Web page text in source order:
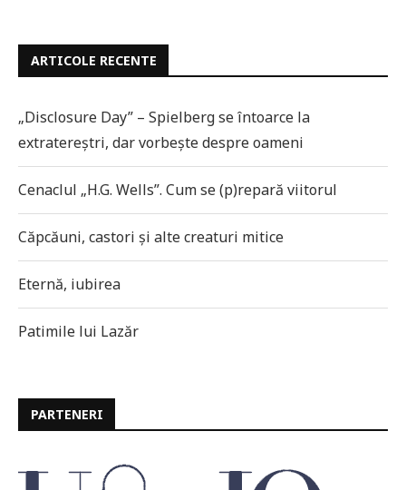
ARTICOLE RECENTE
„Disclosure Day” – Spielberg se întoarce la
extratereștri, dar vorbește despre oameni
Cenaclul „H.G. Wells”. Cum se (p)repară viitorul
Căpcăuni, castori și alte creaturi mitice
Eternă, iubirea
Patimile lui Lazăr
PARTENERI